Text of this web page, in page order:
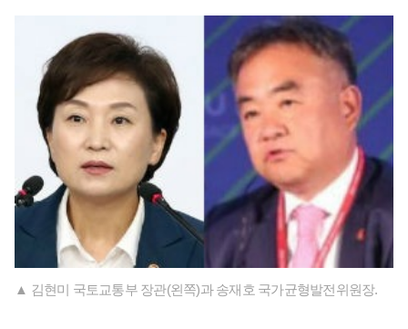
▲ 김현미 국토교통부 장관(왼쪽)과 송재호 국가균형발전위원장.